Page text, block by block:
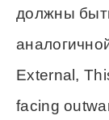
должны
External,
facing